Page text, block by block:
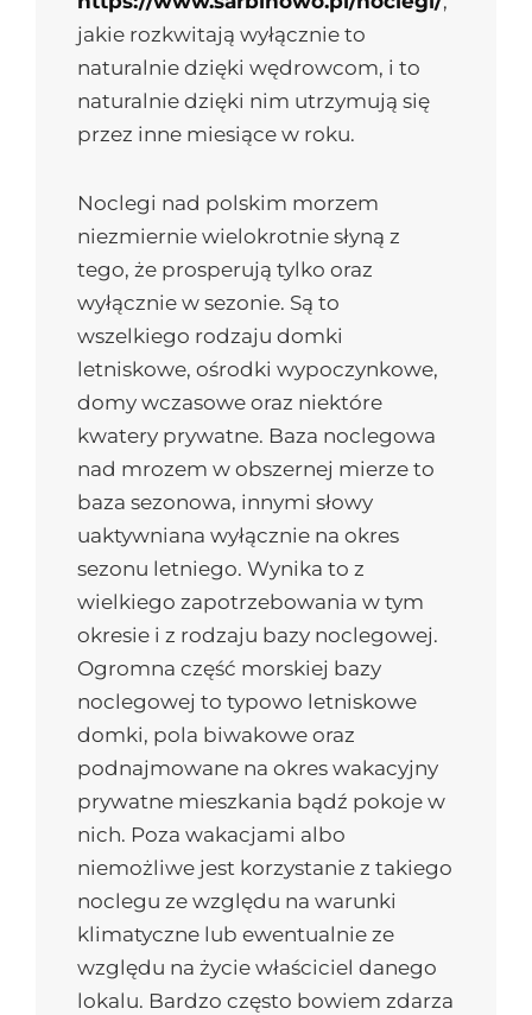
jakie rozkwitają wyłącznie to
naturalnie dzięki wędrowcom, i to
naturalnie dzięki nim utrzymują się
przez inne miesiące w roku.
Noclegi nad polskim morzem
niezmiernie wielokrotnie słyną z
tego, że prosperują tylko oraz
wyłącznie w sezonie. Są to
wszelkiego rodzaju domki
letniskowe, ośrodki wypoczynkowe,
domy wczasowe oraz niektóre
kwatery prywatne. Baza noclegowa
nad mrozem w obszernej mierze to
baza sezonowa, innymi słowy
uaktywniana wyłącznie na okres
sezonu letniego. Wynika to z
wielkiego zapotrzebowania w tym
okresie i z rodzaju bazy noclegowej.
Ogromna część morskiej bazy
noclegowej to typowo letniskowe
domki, pola biwakowe oraz
podnajmowane na okres wakacyjny
prywatne mieszkania bądź pokoje w
nich. Poza wakacjami albo
niemożliwe jest korzystanie z takiego
noclegu ze względu na warunki
klimatyczne lub ewentualnie ze
względu na życie właściciel danego
lokalu. Bardzo często bowiem zdarza